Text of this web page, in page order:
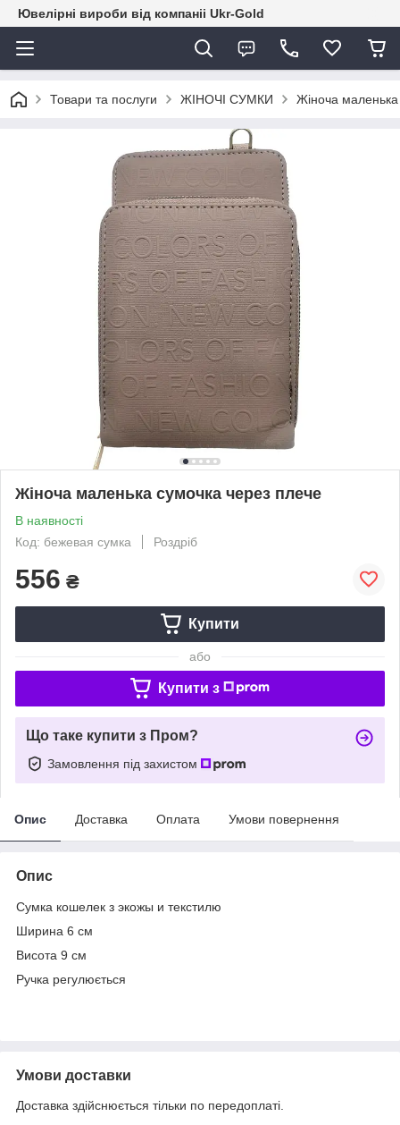
Ювелірні вироби від компаніі Ukr-Gold
Товари та послуги ЖІНОЧІ СУМКИ Жіноча
Жіноча маленька сумочка через плече
В наявності
Код: бежевая сумка
Роздріб
556 ₴
Купити
або
Купити з
Що таке купити з Пром?
Замовлення під захистом
Опис Доставка Оплата Умови повернення
Опис
Сумка кошелек з экожы и текстилю
Ширина 6 см
Висота 9 см
Ручка регулюється
Умови доставки
Доставка здійснюється тільки по передоплаті.